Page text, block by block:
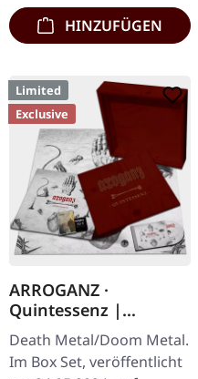
HINZUFÜGEN
Limited
Exclusive
ARROGANZ ·
Quintessenz |
WOODEN BOX SET
Death Metal/Doom Metal.
Im Box Set, veröffentlicht